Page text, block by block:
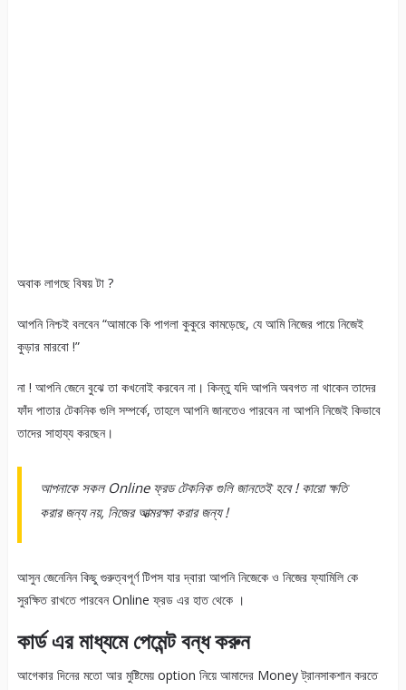
অবাক লাগছে বিষয় টা ?
আপনি নিশ্চই বলবেন “আমাকে কি পাগলা কুকুরে কামড়েছে, যে আমি নিজের পায়ে নিজেই
কুড়ার মারবো !”
না ! আপনি জেনে বুঝে তা কখনোই করবেন না। কিন্তু যদি আপনি অবগত না থাকেন তাদের
ফাঁদ পাতার টেকনিক গুলি সম্পর্কে, তাহলে আপনি জানতেও পারবেন না আপনি নিজেই কিভাবে
তাদের সাহায্য করছেন।
আপনাকে সকল Online ফ্রড টেকনিক গুলি জানতেই হবে ! কারো ক্ষতি
করার জন্য নয়, নিজের আত্মরক্ষা করার জন্য !
আসুন জেনেনিন কিছু গুরুত্বপূর্ণ টিপস যার দ্বারা আপনি নিজেকে ও নিজের ফ্যামিলি কে
সুরক্ষিত রাখতে পারবেন Online ফ্রড এর হাত থেকে ।
কার্ড এর মাধ্যমে পেমেন্ট বন্ধ করুন
আগেকার দিনের মতো আর মুষ্টিমেয় option নিয়ে আমাদের Money ট্রানসাকশান করতে